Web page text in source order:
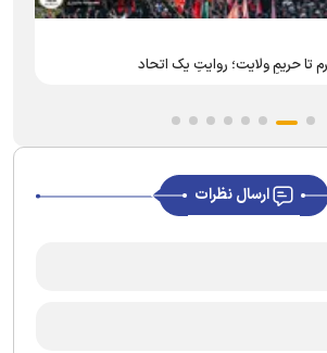
تا حریمِ ولایت؛ روایتِ یک اتحاد
ارسال نظرات